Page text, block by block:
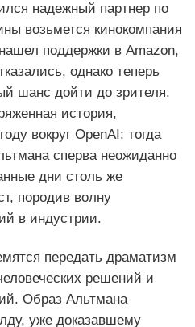
надежный партнер по
возьмется кинокомпания
поддержки в Amazon,
однако теперь
шанс дойти до зрителя.
история,
вокруг OpenAI: тогда
сперва неожиданно
дни столь же
породив волну
в индустрии.
передать драматизм
решений и
Образ Альтмана
уже доказавшему